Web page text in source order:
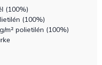
(100%)
(100%)
m² polietilén (100%)